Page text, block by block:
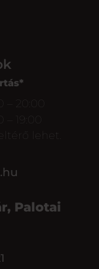
– 20:00
– 19:00
lehet.
Palotai